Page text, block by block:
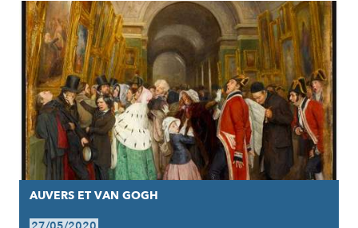
AUVERS ET VAN GOGH